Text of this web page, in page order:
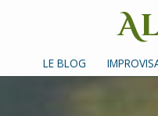
Un
LE BLOG